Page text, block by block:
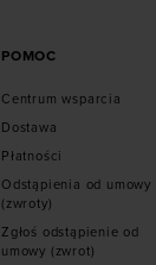
POMOC
Centrum wsparcia
Dostawa
Płatności
Odstąpienia od umowy
(zwroty)
Zgłoś odstąpienie od
umowy (zwrot)